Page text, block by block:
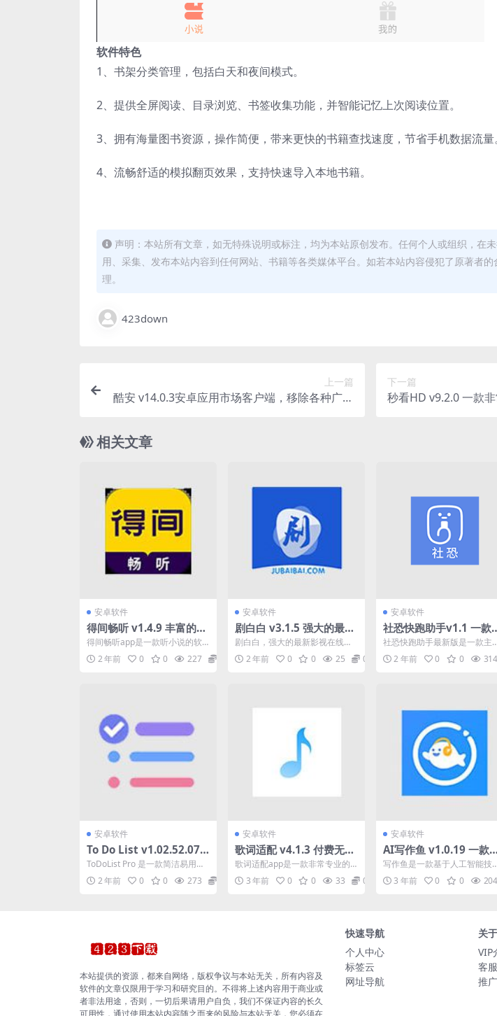
软件特色
1、书架分类管理，包括白天和夜间模式。
2、提供全屏阅读、目录浏览、书签收集功能，并智能记忆上次阅读位置。
3、拥有海量图书资源，操作简便，带来更快的书籍查找速度，节省手机数据流量。
4、流畅舒适的模拟翻页效果，支持快速导入本地书籍。
声明：本站所有文章，如无特殊说明或标注，均为本站原创发布。任何个人或组织，在
用、采集、发布本站内容到任何网站、书籍等各类媒体平台。如若本站内容侵犯了原著者
理。
423down
上一篇
酷安 v14.0.3安卓应用市场客户端，移除各种广告
下一篇
秒看HD v9.2.0 一款
相关文章
安卓软件
得间畅听 v1.4.9 丰富的小
说音频资源，去广告解锁
高级版
得间畅听app是一款听小说的软
件，里面偶丰富的小说音频资源
可以试听，软件每天也会...
2 年前 0 0 227
安卓软件
剧白白 v3.1.5 强大的最新
影视在线平台
剧白白，强大的最新影视在线平
台,为你挖掘更多高清内容,最新的
剧集推送,还有各种当...
2 年前 0 0 25 0
安卓软件
社恐快跑助手v1.1 一款
要面向社恐人员量身定制
的手机app
社恐快跑助手最新版是一款主
面向社恐人员量身定制的手机ap
p,里面涵盖了优质丰富...
2 年前 0 0 314
安卓软件
To Do List v1.02.52.072
6一款简洁易用，专注高效
的待办事项、时间管理的
效率类应用
ToDoList Pro 是一款简洁易用，
专注高效的待办事项、时间管理
的效率类应...
2 年前 0 0 273
安卓软件
歌词适配 v4.1.3 付费无
损/高清MV在线免费听、
免费下载，去广告纯净版
歌词适配app是一款非常专业的
音乐下载工具，你肯定有过这样
的经历：突然听到一首好...
3 年前 0 0 33 0
安卓软件
AI写作鱼 v1.0.19 一款基
于人工智能技术的写作工
具
写作鱼是一款基于人工智能技
的写作工具，旨在为用户提供高
效、便捷的写作体验，可以...
3 年前 0 0 204
本站提供的资源，都来自网络，版权争议与本站无关，所有内容及
软件的文章仅限用于学习和研究目的。不得将上述内容用于商业或
者非法用途，否则，一切后果请用户自负，我们不保证内容的长久
可用性，通过使用本站内容随之而来的风险与本站无关，您必须在
快速导航
个人中心
标签云
网址导航
关
VIP
客
推